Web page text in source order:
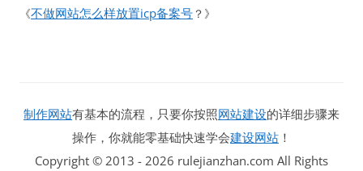
《不做网站怎么样放置icp备案号 ？》
制作网站有基本的流程，只要你按照网站建设的详细步骤来
操作，你就能零基础快速学会建设网站 ！
Copyright © 2013 - 2026 rulejianzhan.com All Rights